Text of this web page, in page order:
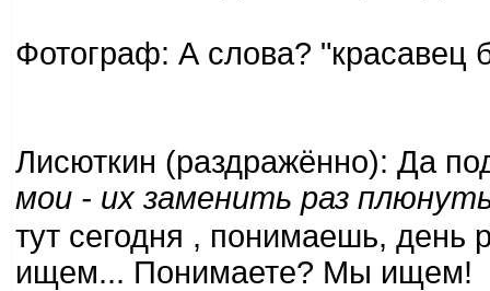
Фотограф: А слова? "красавец
Лисюткин (раздражённо): Да
мои - их заменить раз
тут сегодня , понимаешь,
ищем... Понимаете? Мы ищем!